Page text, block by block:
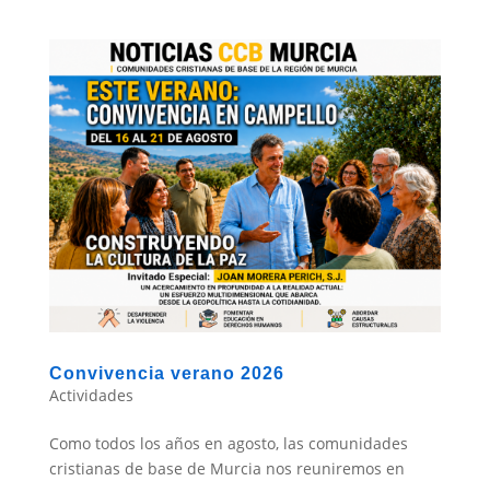
Convivencia verano 2026
Actividades
Como todos los años en agosto, las comunidades
cristianas de base de Murcia nos reuniremos en